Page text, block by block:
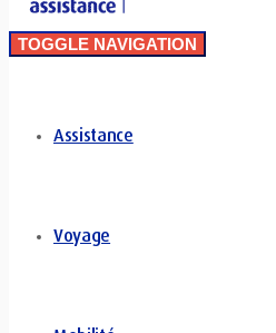
TOGGLE NAVIGATION
Assistance
Voyage